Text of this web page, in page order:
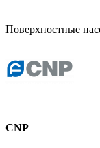
Поверхностные
CNP